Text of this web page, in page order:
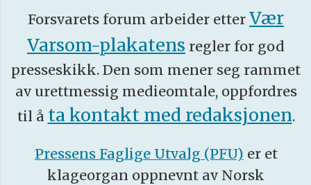
Forsvarets forum arbeider etter Vær
Varsom-plakatens regler for god
presseskikk. Den som mener seg rammet
av urettmessig medieomtale, oppfordres
til å ta kontakt med redaksjonen.
Pressens Faglige Utvalg (PFU) er et
klageorgan oppnevnt av Norsk